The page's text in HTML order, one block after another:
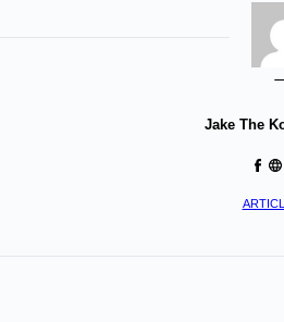
Jake The